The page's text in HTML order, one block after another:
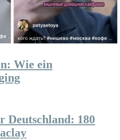
Wie ein
Deutschland: 180